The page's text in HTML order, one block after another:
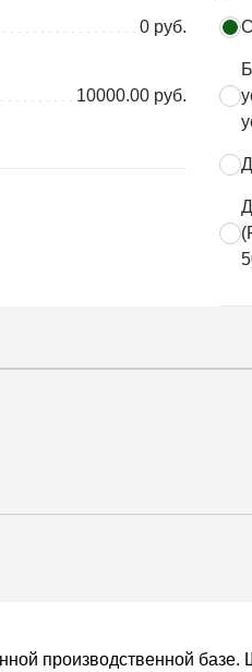
0 руб.
10000.00 руб.
производственной